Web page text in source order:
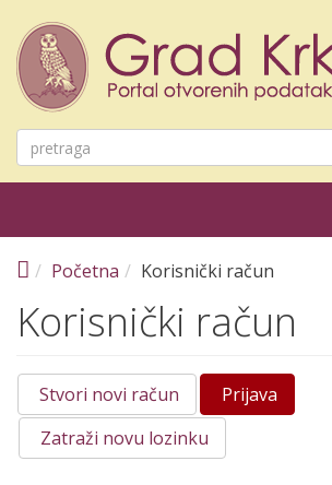
Početna
Korisnički račun
Korisnički račun
Primarne oznake
Stvori novi račun Prijava
oznaka)
Zatraži novu lozinku